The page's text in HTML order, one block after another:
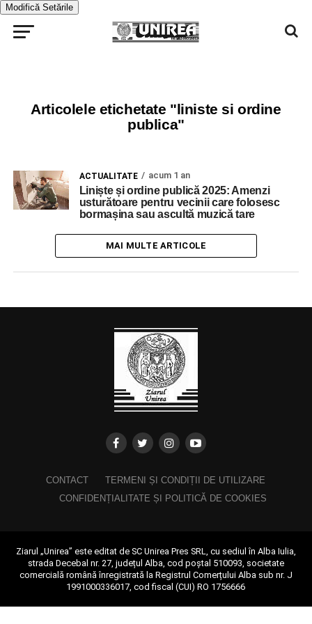
Modifică Setările
Articolele etichetate "liniste si ordine
publica"
ACTUALITATE acum 1 an
Liniște și ordine publică 2025: Amenzi
usturătoare pentru vecinii care folosesc
bormașina sau ascultă muzică tare
MAI MULTE ARTICOLE
CONTACT
TERMENI ȘI CONDIȚII DE UTILIZARE
CONFIDENȚIALITATE ȘI POLITICĂ DE COOKIES
Ziarul „Unirea” este editat de SC Unirea Pres SRL, cu sediul în Alba Iulia,
strada Decebal nr. 27, județul Alba, cod poștal 510093, societate
comercială română înregistrată la Registrul Comerțului Alba sub nr. J
1991000336017, cod fiscal (CUI) RO 1756666